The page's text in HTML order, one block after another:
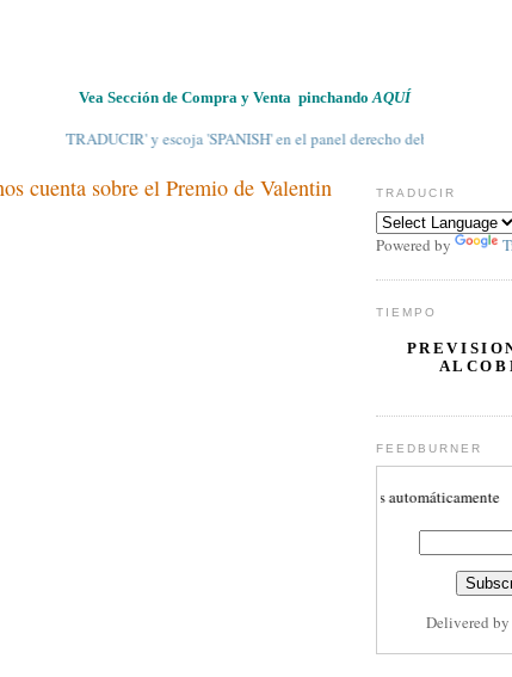
Vea Sección de Compra y Venta pinchandoAQUÍ
'TRADUCIR' y escoja 'SPANISH' en el panel derecho debajo
cuenta sobre el Premio de Valentin
TRADUCIR
Powered by
TIEMPO
FEEDBURNER
Subscribete aquí para recibir actulizaciones automáticamente
Delivered by